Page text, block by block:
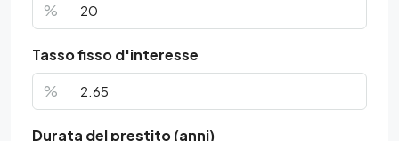
%
Tasso fisso d'interesse
%
Durata del prestito (anni)